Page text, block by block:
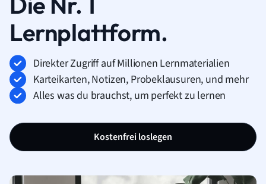
Lernplattform.
Direkter Zugriff auf Millionen Lernmaterialien
Karteikarten, Notizen, Probeklausuren, und mehr
Alles was du brauchst, um perfekt zu lernen
Kostenfrei loslegen